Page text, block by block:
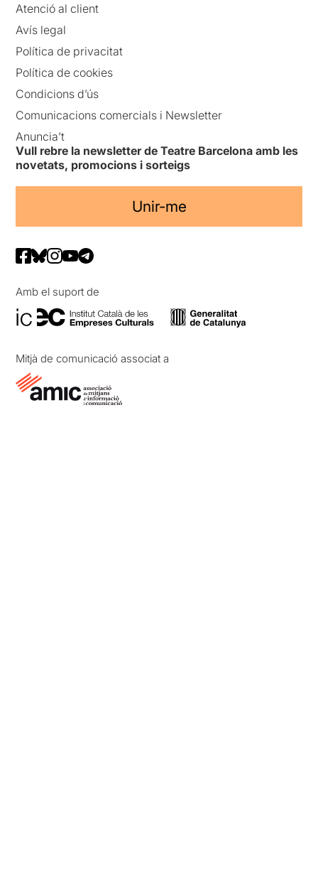
Atenció al client
Avís legal
Política de privacitat
Política de cookies
Condicions d’ús
Comunicacions comercials i Newsletter
Anuncia’t
Vull rebre la newsletter de Teatre Barcelona amb les
novetats, promocions i sorteigs
Unir-me
Amb el suport de
Mitjà de comunicació associat a